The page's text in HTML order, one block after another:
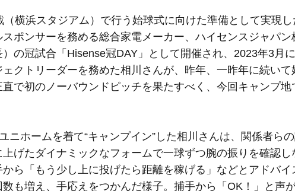
横浜スタジアム）で行う始球式に向けた準備として実現し
ポンサーを務める総合家電メーカー、ハイセンスジャパン
の冠試合「Hisense冠DAY」として開催され、2023年3月
クトリーダーを務めた相川さんが、昨年、一昨年に続いて
で初のノーバウンドピッチを果たすべく、今回キャンプ地
ホームを着て“キャンプイン”した相川さんは、関係者ら
げたダイナミックなフォームで一球ずつ腕の振りを確認し
ら「もう少し上に投げたら距離を稼げる」などとアドバイ
も増え、手応えをつかんだ様子。捕手から「OK！」と声